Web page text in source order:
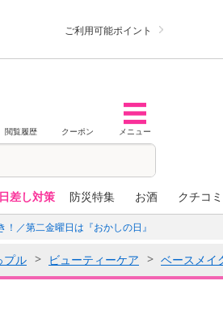
ご利用可能ポイント
閲覧履歴 クーポン メニュー
差し対策 防災特集 お酒 クチコ
！／第二金曜日は『おかしの日』
プル ビューティーケア ベースメイ